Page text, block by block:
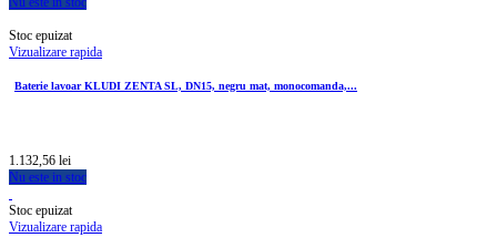
Stoc epuizat
Vizualizare rapida
Baterie lavoar KLUDI ZENTA SL, DN15, negru mat, monocomanda,...
1.132,56 lei
Nu este in stoc
Stoc epuizat
Vizualizare rapida